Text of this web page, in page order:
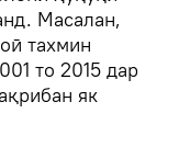
Масалан,
тахмин
то 2015 дар
як